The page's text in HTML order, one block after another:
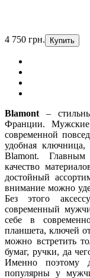
4 750 грн. Купить
Blamont
–
Франции. Мужские
современной
удобная ключница,
Blamont. Главным
качество
достойный
внимание можно
Без этого
современный
себе в
планшета, ключей
можно встретить
бумаг, ручки, да
Именно поэтому
популярны у